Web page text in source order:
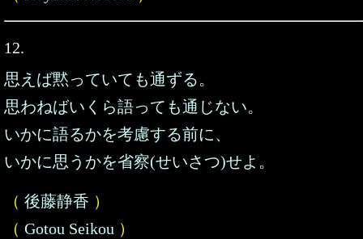
12.
思えば黙っていても通ずる。
思わねばいくら語っても通じない。
いかに語るかを考慮する前に、
いかに思うかを省察(せいさつ)せよ。
（ 後藤静香 ）
（ Gotou Seikou ）